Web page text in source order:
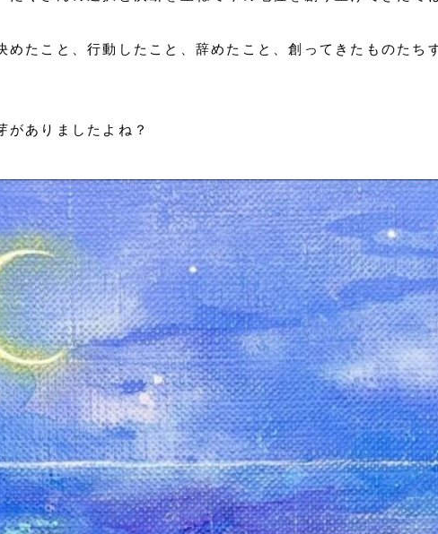
めたこと、行動したこと、辞めたこと、創ってきたものたち
がありましたよね？